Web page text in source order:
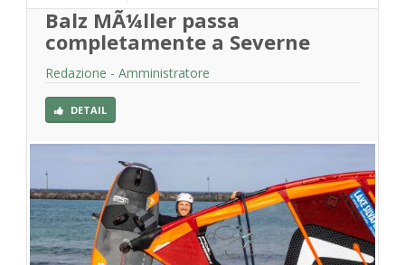
WINDSURF
KITESURF
SNOWBOARD
SKATE
Balz MÃ¼ller passa
completamente a Severne
Redazione - Amministratore
DETAIL